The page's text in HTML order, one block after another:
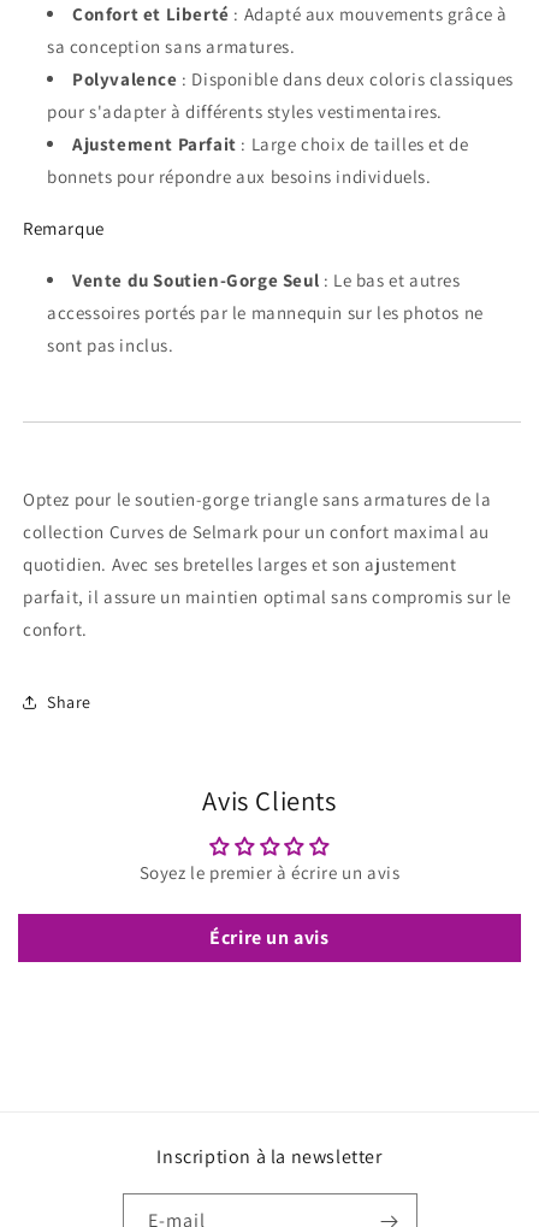
Confort et Liberté : Adapté aux mouvements grâce à
sa conception sans armatures.
Polyvalence : Disponible dans deux coloris classiques
pour s'adapter à différents styles vestimentaires.
Ajustement Parfait : Large choix de tailles et de
bonnets pour répondre aux besoins individuels.
Remarque
Vente du Soutien-Gorge Seul : Le bas et autres
accessoires portés par le mannequin sur les photos ne
sont pas inclus.
Optez pour le soutien-gorge triangle sans armatures de la
collection Curves de Selmark pour un confort maximal au
quotidien. Avec ses bretelles larges et son ajustement
parfait, il assure un maintien optimal sans compromis sur le
confort.
Share
Avis Clients
Soyez le premier à écrire un avis
Écrire un avis
Inscription à la newsletter
E-mail